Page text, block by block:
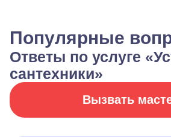
Популярные
Ответы по услуге
сантехники»
Вызвать